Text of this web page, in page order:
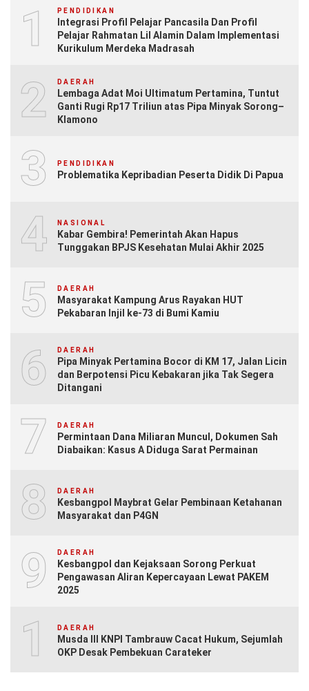
1 PENDIDIKAN
Integrasi Profil Pelajar Pancasila Dan Profil
Pelajar Rahmatan Lil Alamin Dalam Implementasi
Kurikulum Merdeka Madrasah
2 DAERAH
Lembaga Adat Moi Ultimatum Pertamina, Tuntut
Ganti Rugi Rp17 Triliun atas Pipa Minyak Sorong–
Klamono
3 PENDIDIKAN
Problematika Kepribadian Peserta Didik Di Papua
4 NASIONAL
Kabar Gembira! Pemerintah Akan Hapus
Tunggakan BPJS Kesehatan Mulai Akhir 2025
5 DAERAH
Masyarakat Kampung Arus Rayakan HUT
Pekabaran Injil ke-73 di Bumi Kamiu
6 DAERAH
Pipa Minyak Pertamina Bocor di KM 17, Jalan Licin
dan Berpotensi Picu Kebakaran jika Tak Segera
Ditangani
7 DAERAH
Permintaan Dana Miliaran Muncul, Dokumen Sah
Diabaikan: Kasus A Diduga Sarat Permainan
8 DAERAH
Kesbangpol Maybrat Gelar Pembinaan Ketahanan
Masyarakat dan P4GN
9 DAERAH
Kesbangpol dan Kejaksaan Sorong Perkuat
Pengawasan Aliran Kepercayaan Lewat PAKEM
2025
10DAERAH
Musda III KNPI Tambrauw Cacat Hukum, Sejumlah
OKP Desak Pembekuan Carateker